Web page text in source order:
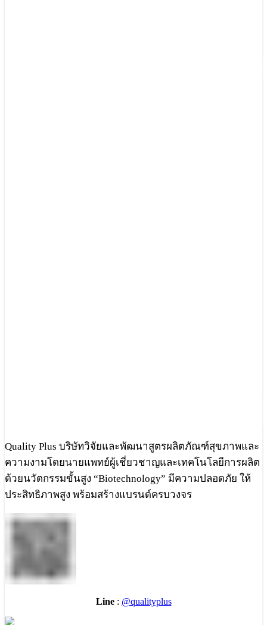
Quality Plus บริษัทวิจัยและพัฒนาสูตรผลิตภัณฑ์สุขภาพและ
ความงามโดยนายแพทย์ผู้เชี่ยวชาญและเทคโนโลยีการผลิต
ด้วยนวัตกรรมขั้นสูง “Biotechnology” มีความปลอดภัย ให้
ประสิทธิภาพสูง พร้อมสร้างแบรนด์ครบวงจร
Line: @qualityplus